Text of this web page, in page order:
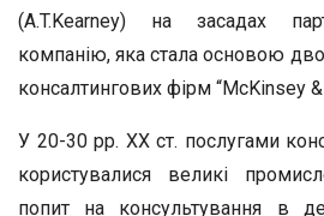
(A.T.Kearney) на засадах
компанію, яка стала основою
консалтингових фірм “McKinsey &
У 20-30 рр. ХХ ст. послугами
користувалися великі
попит на консультування в